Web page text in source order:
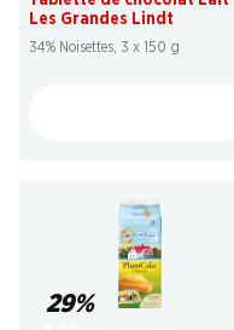
Les Grandes Lindt
34% Noisettes, 3 x 150 g
29%